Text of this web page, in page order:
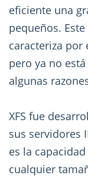
eficiente una
pequeños.
caracteriza por
pero ya no
algunas
XFS fue
sus servidores
es la
cualquier